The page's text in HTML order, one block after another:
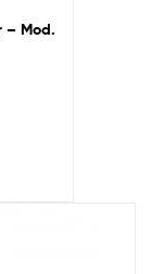
– Mod.